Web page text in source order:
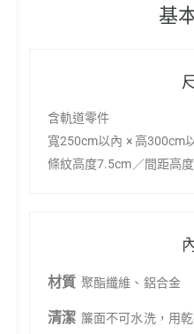
基
含軌道零件
寬250cm以內 × 高300cm
條紋高度7.5cm／間距高
材質 聚酯纖維、鋁合金
清潔 簾面不可水洗，用